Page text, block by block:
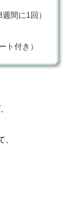
間に1回）
ト付き）
、